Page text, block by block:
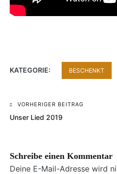
KATEGORIE: BESCHENKT
Beitragsnavigation
VORHERIGER BEITRAG
Unser Lied 2019
Schreibe einen Kommentar
Deine E-Mail-Adresse wird